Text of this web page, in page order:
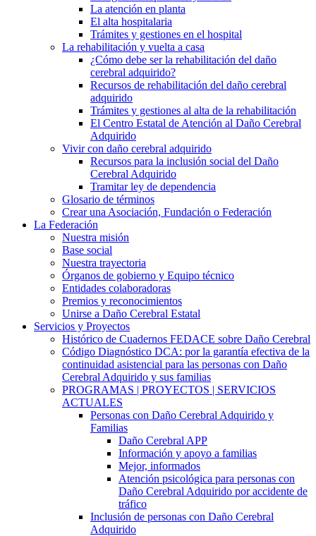
La atención en planta
El alta hospitalaria
Trámites y gestiones en el hospital
La rehabilitación y vuelta a casa
¿Cómo debe ser la rehabilitación del daño
cerebral adquirido?
Recursos de rehabilitación del daño cerebral
adquirido
Trámites y gestiones al alta de la rehabilitación
El Centro Estatal de Atención al Daño Cerebral
Adquirido
Vivir con daño cerebral adquirido
Recursos para la inclusión social del Daño
Cerebral Adquirido
Tramitar ley de dependencia
Glosario de términos
Crear una Asociación, Fundación o Federación
La Federación
Nuestra misión
Base social
Nuestra trayectoria
Órganos de gobierno y Equipo técnico
Entidades colaboradoras
Premios y reconocimientos
Unirse a Daño Cerebral Estatal
Servicios y Proyectos
Histórico de Cuadernos FEDACE sobre Daño Cerebral
Código Diagnóstico DCA: por la garantía efectiva de la
continuidad asistencial para las personas con Daño
Cerebral Adquirido y sus familias
PROGRAMAS | PROYECTOS | SERVICIOS
ACTUALES
Personas con Daño Cerebral Adquirido y
Familias
Daño Cerebral APP
Información y apoyo a familias
Mejor, informados
Atención psicológica para personas con
Daño Cerebral Adquirido por accidente de
tráfico
Inclusión de personas con Daño Cerebral
Adquirido